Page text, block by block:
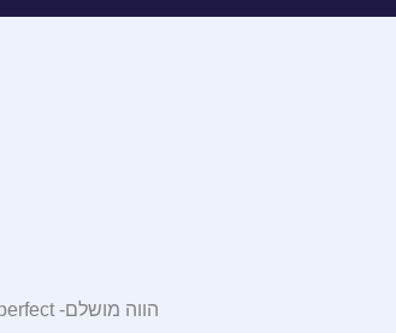
הווה מושלם- present perfect